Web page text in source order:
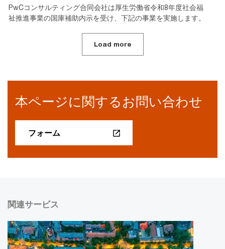
PwCコンサルティング合同会社は厚生労働省令和8年度社会福
祉推進事業の国庫補助内示を受け、下記の事業を実施します。
Load more
本ページに関するお問い合わせ
フォーム
関連サービス